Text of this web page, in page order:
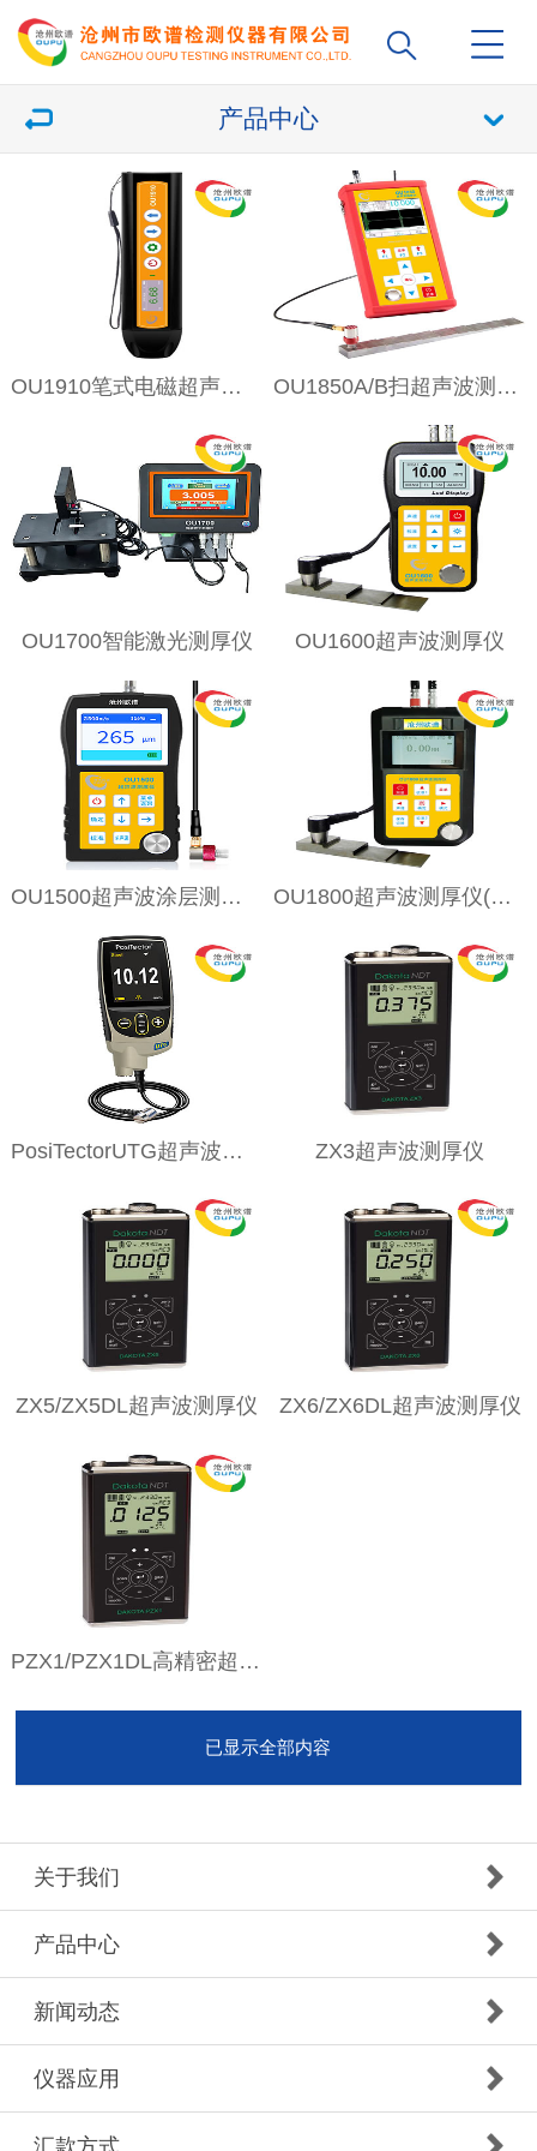
产品中心
OU1910笔式电磁超声测厚仪 OU1850A/B扫超声波测厚仪
OU1700智能激光测厚仪 OU1600超声波测厚仪
OU1500超声波涂层测厚仪 OU1800超声波测厚仪(穿越涂层测厚)
PosiTectorUTG超声波测厚仪 ZX3超声波测厚仪
ZX5/ZX5DL超声波测厚仪 ZX6/ZX6DL超声波测厚仪
PZX1/PZX1DL高精密超声波测厚仪
已显示全部内容
关于我们
产品中心
新闻动态
仪器应用
汇款方式